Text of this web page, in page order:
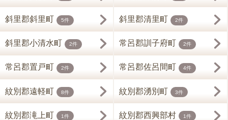
斜里郡斜里町 5件 斜里郡清里町 2件
斜里郡小清水町 2件 常呂郡訓子府町 2件
常呂郡置戸町 2件 常呂郡佐呂間町 4件
紋別郡遠軽町 8件 紋別郡湧別町 3件
紋別郡滝上町 1件 紋別郡西興部村 1件